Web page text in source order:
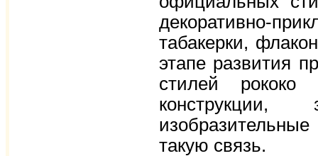
декоративно-
табакерки,
этапе развития
стилей рококо
конструкции,
такую связь.